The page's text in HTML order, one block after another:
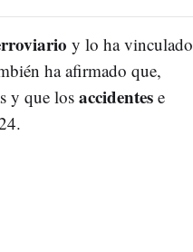
y lo ha vinculado
ha afirmado que,
y que los accidentese